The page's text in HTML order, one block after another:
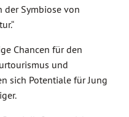
der Symbiose von
Chancen für den
und
sich Potentiale für Jung